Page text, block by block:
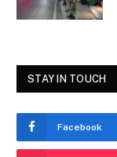
STAY IN TOUCH
Facebook